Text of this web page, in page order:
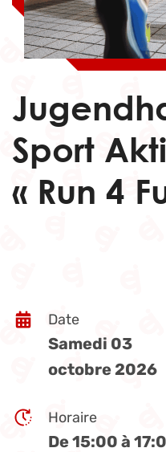
Sport
« Run 4
Date
Samedi 03
octobre 2026
Horaire
De 15:00 à